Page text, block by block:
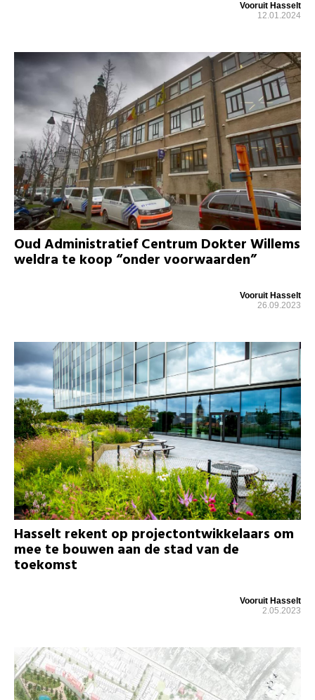
Vooruit Hasselt
12.01.2024
Oud Administratief Centrum Dokter Willems
weldra te koop “onder voorwaarden”
Vooruit Hasselt
26.09.2023
Hasselt rekent op projectontwikkelaars om
mee te bouwen aan de stad van de
toekomst
Vooruit Hasselt
2.05.2023